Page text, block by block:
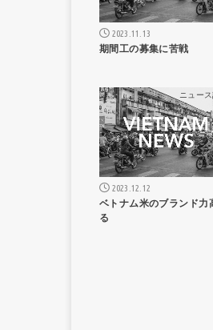
2023.11.13
期間工の募集に苦戦
ニュー
2023.12.12
ベトナム米のブランド力
る